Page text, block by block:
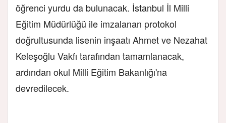
öğrenci yurdu da bulunacak. İstanbul İl Milli
Eğitim Müdürlüğü ile imzalanan protokol
doğrultusunda lisenin inşaatı Ahmet ve Nezahat
Keleşoğlu Vakfı tarafından tamamlanacak,
ardından okul Milli Eğitim Bakanlığı'na
devredilecek.